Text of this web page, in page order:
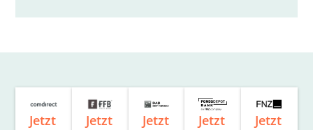
Jetzt
Jetzt
Jetzt
Jetzt
Jetzt